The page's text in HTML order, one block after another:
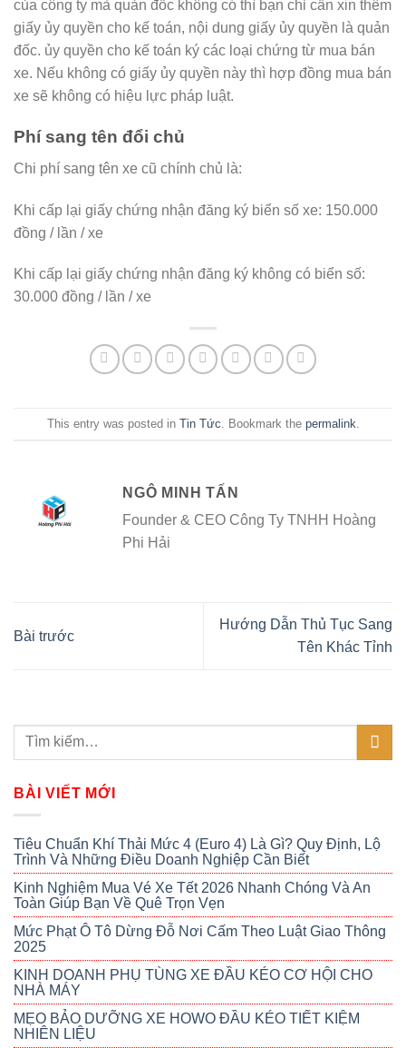
của công ty mà quản đốc không có thì bạn chỉ cần xin thêm
giấy ủy quyền cho kế toán, nội dung giấy ủy quyền là quản
đốc. ủy quyền cho kế toán ký các loại chứng từ mua bán
xe. Nếu không có giấy ủy quyền này thì hợp đồng mua bán
xe sẽ không có hiệu lực pháp luật.
Phí sang tên đổi chủ
Chi phí sang tên xe cũ chính chủ là:
Khi cấp lại giấy chứng nhận đăng ký biển số xe: 150.000
đồng / lần / xe
Khi cấp lại giấy chứng nhận đăng ký không có biển số:
30.000 đồng / lần / xe
This entry was posted in Tin Tức . Bookmark the permalink
NGÔ MINH TẤN
Founder & CEO Công Ty TNHH Hoàng
Phi Hải
Bài trước
Hướng Dẫn Thủ Tục Sang
Tên Khác Tỉnh
BÀI VIẾT MỚI
Tiêu Chuẩn Khí Thải Mức 4 (Euro 4) Là Gì? Quy Định, Lộ
Trình Và Những Điều Doanh Nghiệp Cần Biết
Kinh Nghiệm Mua Vé Xe Tết 2026 Nhanh Chóng Và An
Toàn Giúp Bạn Về Quê Trọn Vẹn
Mức Phạt Ô Tô Dừng Đỗ Nơi Cấm Theo Luật Giao Thông
2025
KINH DOANH PHỤ TÙNG XE ĐẦU KÉO CƠ HỘI CHO
NHÀ MÁY
MẸO BẢO DƯỠNG XE HOWO ĐẦU KÉO TIẾT KIỆM
NHIÊN LIỆU